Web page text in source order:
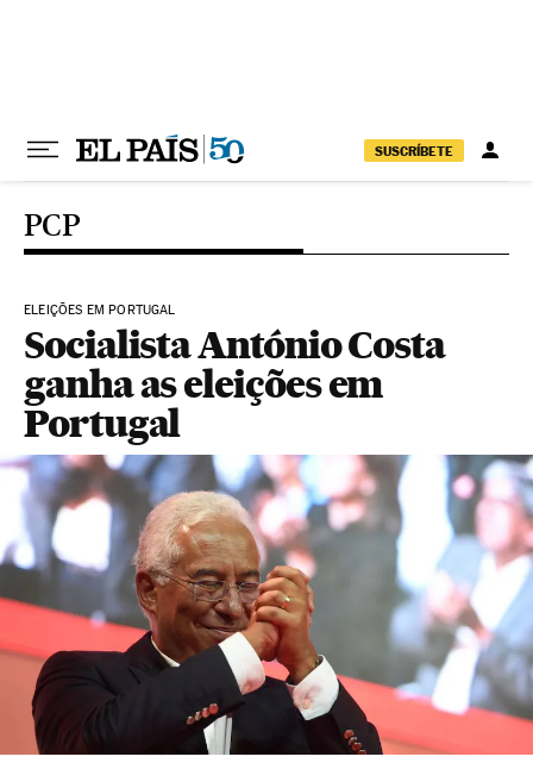
SUSCRÍBETE
PCP
ELEIÇÕES EM PORTUGAL
Socialista António Costa
ganha as eleições em
Portugal